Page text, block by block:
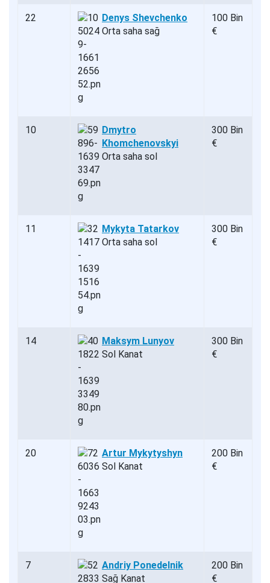
22
Denys Shevchenko
Orta saha sağ
100 Bin
€
10
Dmytro
Khomchenovskyi
Orta saha sol
300 Bin
€
11
Mykyta Tatarkov
Orta saha sol
300 Bin
€
14
Maksym Lunyov
Sol Kanat
300 Bin
€
20
Artur Mykytyshyn
Sol Kanat
200 Bin
€
7
Andriy Ponedelnik
Sağ Kanat
200 Bin
€